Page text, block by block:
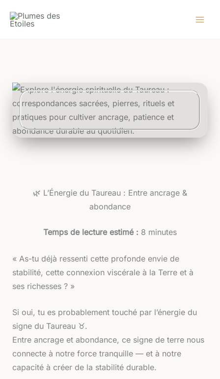
🌿 L’Énergie du Taureau : Entre ancrage &
abondance
Temps de lecture estimé : 8 minutes
« As-tu déjà ressenti cette profonde envie de
stabilité, cette connexion viscérale à la Terre et à
ses richesses ? »
Si oui, tu es probablement touché par l’énergie du
signe du Taureau ♉.
Entre ancrage et abondance, ce signe de terre nous
connecte à notre force tranquille — et à notre
capacité à créer de la stabilité durable.